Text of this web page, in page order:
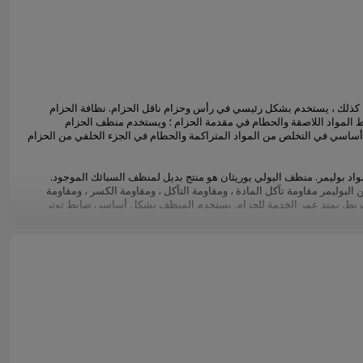
، يستخدم بشكل رئيسي في رأس وحزام ناقل الحزام. نظافة الحزام
اللاصقة والحطام في مقدمة الحزام ؛ ويستخدم منظف الحزام
في التخلص من المواد المتراكمة والحطام في الجزء الخلفي من الحزام
بوليمر. منظف البولي يوريثان هو منتج بديل لمنظف السبائك الموجود.
مقاومة تآكل المادة ، ومقاومة التآكل ، ومقاومة الكسر ، ومقاومة
يمتد عمر الخدمة للحزام. يستخدم المنظف بشكل أساسي ضابط توتر